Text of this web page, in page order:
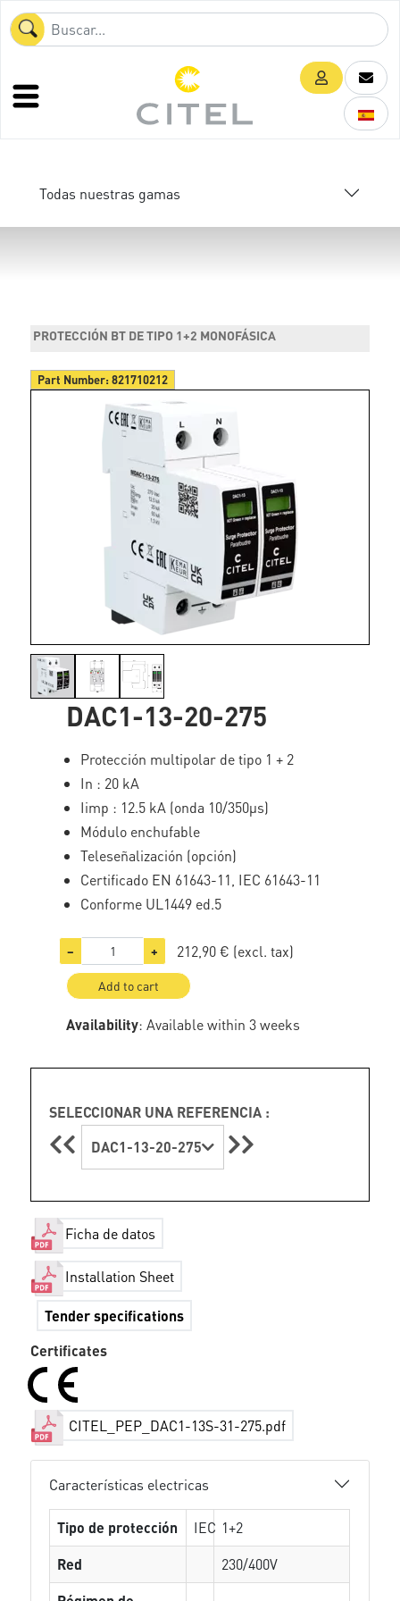
Todas nuestras gamas
PROTECCIÓN BT DE TIPO 1+2 MONOFÁSICA
Part Number:821710212
DAC1-13-20-275
Protección multipolar de tipo 1 + 2
In : 20 kA
Iimp : 12.5 kA (onda 10/350µs)
Módulo enchufable
Teleseñalización (opción)
Certificado EN 61643-11, IEC 61643-11
Conforme UL1449 ed.5
− + 212,90 € (excl. tax)
Add to cart
Availability: Available within 3 weeks
SELECCIONAR UNA REFERENCIA :
DAC1-13-20-275
Ficha de datos
Installation Sheet
Tender specifications
Certificates
CITEL_PEP_DAC1-13S-31-275.pdf
Características electricas
Tipo de protección IEC 1+2
Red
230/400V